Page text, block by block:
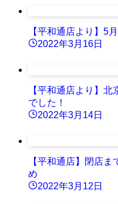
【平和通店より】5
2022年3月16日
【平和通店より】
でした！
2022年3月14日
【平和通店】閉店
め
2022年3月12日